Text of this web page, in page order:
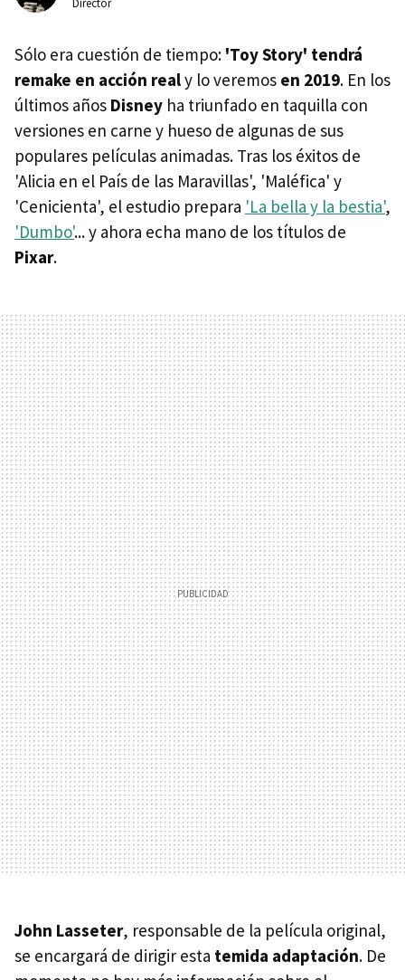
Sólo era cuestión de tiempo: 'Toy Story' tendrá
remake en acción realy lo veremos en 2019. En los
últimos años Disney ha triunfado en taquilla con
versiones en carne y hueso de algunas de sus
populares películas animadas. Tras los éxitos de
'Alicia en el País de las Maravillas', 'Maléfica' y
'Cenicienta', el estudio prepara 'La bella y la bestia',
'Dumbo'... y ahora echa mano de los títulos de
Pixar.
John Lasseter, responsable de la película original,
se encargará de dirigir esta temida adaptación. De